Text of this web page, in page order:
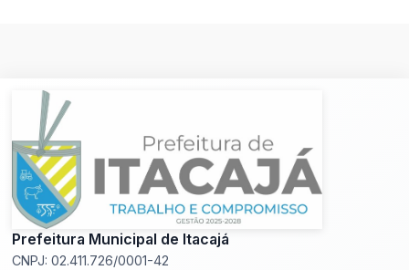
Prefeitura Municipal de Itacajá
CNPJ: 02.411.726/0001-42